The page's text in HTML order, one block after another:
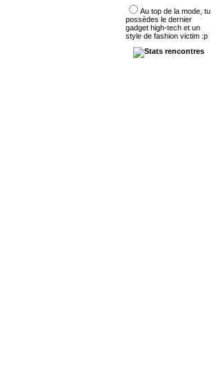
Au top de la mode, tu
possèdes le dernier
gadget high-tech et un
style de fashion victim :p